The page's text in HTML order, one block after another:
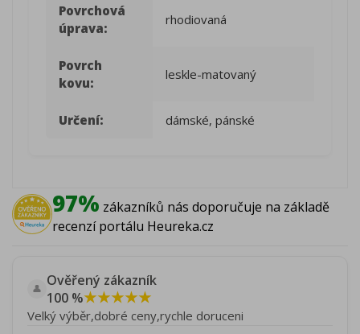
Povrchová
úprava:
rhodiovaná
Povrch
kovu:
leskle-matovaný
Určení: dámské, pánské
97% zákazníků nás doporučuje na základě
recenzí portálu Heureka.cz
👤 Ověřený zákazník
100 %★★★★★
Velký výběr,dobré ceny,rychle doruceni